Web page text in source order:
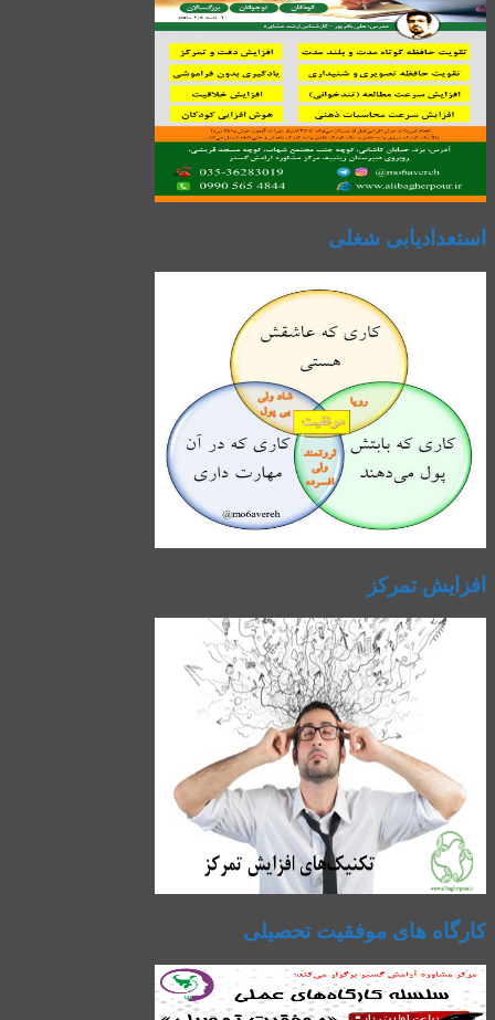
استعدادیابی شغلی
افزایش تمرکز
کارگاه های موفقیت تحصیلی